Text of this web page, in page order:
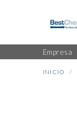
Empresa
INICIO